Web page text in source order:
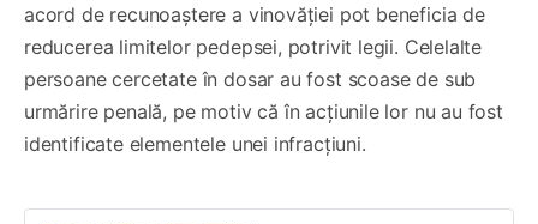
acord de recunoaștere a vinovăției pot beneficia de
reducerea limitelor pedepsei, potrivit legii. Celelalte
persoane cercetate în dosar au fost scoase de sub
urmărire penală, pe motiv că în acțiunile lor nu au fost
identificate elementele unei infracțiuni.